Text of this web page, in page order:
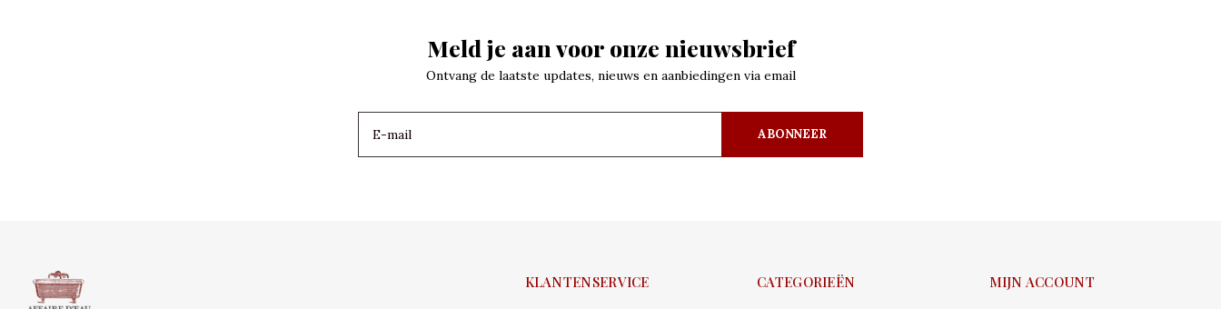
Meld je aan voor onze nieuwsbrief
Ontvang de laatste updates, nieuws en aanbiedingen via email
ABONNEER
KLANTENSERVICE CATEGORIEËN MIJN ACCOUNT